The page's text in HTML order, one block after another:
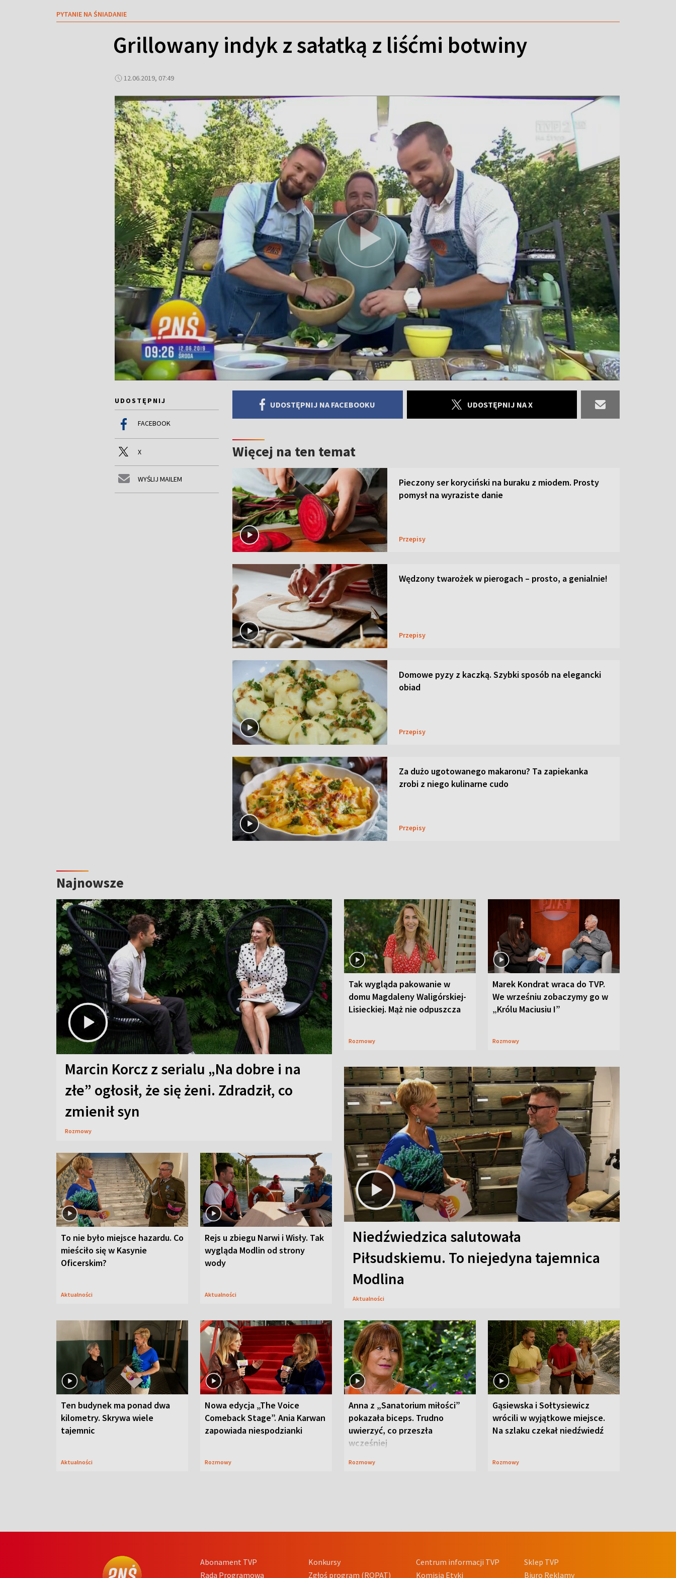
PYTANIE NA ŚNIADANIE
Grillowany indyk z sałatką z liśćmi botwiny
12.06.2019, 07:49
UDOSTĘPNIJ
FACEBOOK
X
WYŚLIJ MAILEM
UDOSTĘPNIJ NA FACEBOOKU UDOSTĘPNIJ NA X
Więcej na ten temat
Pieczony ser koryciński na buraku z miodem. Prosty
pomysł na wyraziste danie
Przepisy
Wędzony twarożek w pierogach – prosto, a genialnie!
Przepisy
Domowe pyzy z kaczką. Szybki sposób na elegancki
obiad
Przepisy
Za dużo ugotowanego makaronu? Ta zapiekanka
zrobi z niego kulinarne cudo
Przepisy
Najnowsze
Marcin Korcz z serialu „Na dobre i na
złe” ogłosił, że się żeni. Zdradził, co
zmienił syn
Rozmowy
Tak wygląda pakowanie w
domu Magdaleny Waligórskiej-
Lisieckiej. Mąż nie odpuszcza
Rozmowy
Marek Kondrat wraca do TVP.
We wrześniu zobaczymy go w
„Królu Maciusiu I”
Rozmowy
To nie było miejsce hazardu. Co
mieściło się w Kasynie
Oficerskim?
Aktualności
Rejs u zbiegu Narwi i Wisły. Tak
wygląda Modlin od strony
wody
Aktualności
Niedźwiedzica salutowała
Piłsudskiemu. To niejedyna tajemnica
Modlina
Aktualności
Ten budynek ma ponad dwa
kilometry. Skrywa wiele
tajemnic
Aktualności
Nowa edycja „The Voice
Comeback Stage”. Ania Karwan
zapowiada niespodzianki
Rozmowy
Anna z „Sanatorium miłości”
pokazała biceps. Trudno
uwierzyć, co przeszła
wcześniej
Rozmowy
Gąsiewska i Sołtysiewicz
wrócili w wyjątkowe miejsce.
Na szlaku czekał niedźwiedź
Rozmowy
Abonament TVP
Rada Programowa
Konkursy
Zgłoś program (ROPAT)
Centrum informacji TVP
Komisja Etyki
Sklep TVP
Biuro Reklamy